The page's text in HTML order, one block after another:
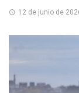
12 de junio de